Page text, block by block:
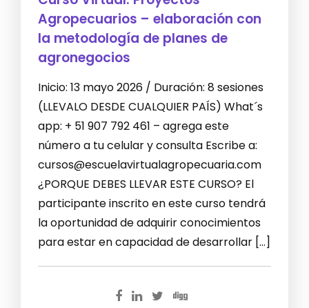
Agropecuarios – elaboración con
la metodología de planes de
agronegocios
Inicio: 13 mayo 2026 / Duración: 8 sesiones
(LLEVALO DESDE CUALQUIER PAÍS) What´s
app: + 51 907 792 461 – agrega este
número a tu celular y consulta Escribe a:
cursos@escuelavirtualagropecuaria.com
¿PORQUE DEBES LLEVAR ESTE CURSO? El
participante inscrito en este curso tendrá
la oportunidad de adquirir conocimientos
para estar en capacidad de desarrollar […]